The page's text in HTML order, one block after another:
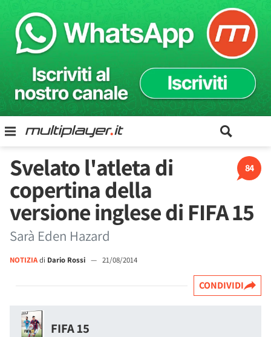
84
Svelato l'atleta di
copertina della
versione inglese di FIFA 15
Sarà Eden Hazard
NOTIZIAdi Dario Rossi — 21/08/2014
CONDIVIDI
FIFA 15